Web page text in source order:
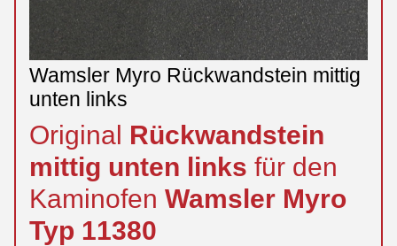
Wamsler Myro Rückwandstein mittig
unten links
Original Rückwandstein
mittig unten links für den
Kaminofen Wamsler Myro
Typ 11380